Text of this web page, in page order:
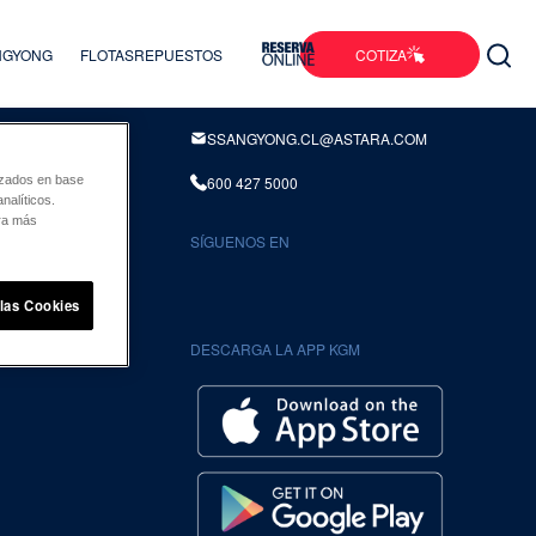
FLOTASREPUESTOS
COTIZA
INFORMACION DE CONTACTO
SSANGYONG.CL@ASTARA.COM
600 427 5000
SÍGUENOS EN
DESCARGA LA APP KGM
en base
más
Cookies